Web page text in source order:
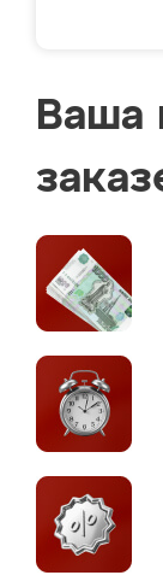
Ваша